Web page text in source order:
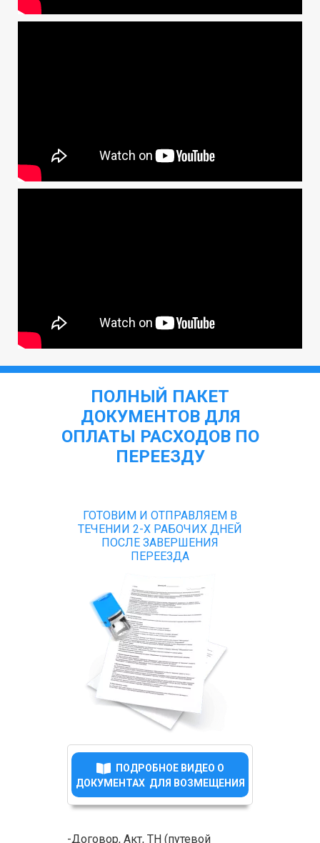
ПОЛНЫЙ ПАКЕТ
ДОКУМЕНТОВ ДЛЯ
ОПЛАТЫ РАСХОДОВ ПО
ПЕРЕЕЗДУ
ГОТОВИМ И ОТПРАВЛЯЕМ В
ТЕЧЕНИИ 2-Х РАБОЧИХ ДНЕЙ
ПОСЛЕ ЗАВЕРШЕНИЯ
ПЕРЕЕЗДА
-Договор, Акт, ТН (путевой
ПОДРОБНОЕ ВИДЕО О
ДОКУМЕНТАХ ДЛЯ ВОЗМЕЩЕНИЯ